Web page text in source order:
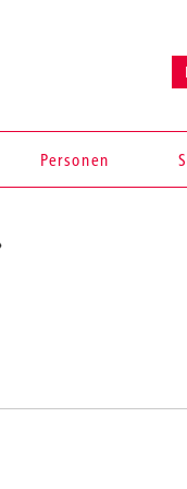
Personen